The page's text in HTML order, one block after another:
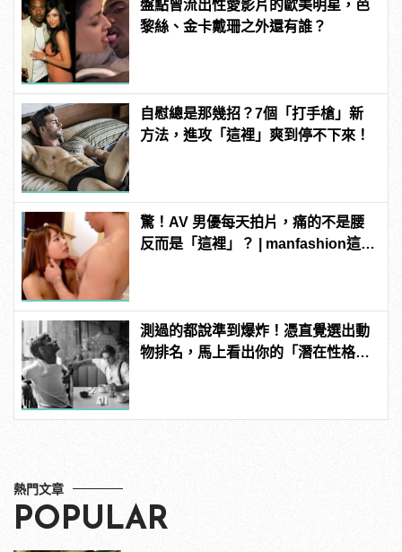
盤點曾流出性愛影片的歐美明星，芭
黎絲、金卡戴珊之外還有誰？
自慰總是那幾招？7個「打手槍」新
方法，進攻「這裡」爽到停不下來！
驚！AV 男優每天拍片，痛的不是腰
反而是「這裡」？ | manfashion這樣
測過的都說準到爆炸！憑直覺選出動
物排名，馬上看出你的「潛在性格與
熱門文章
POPULAR